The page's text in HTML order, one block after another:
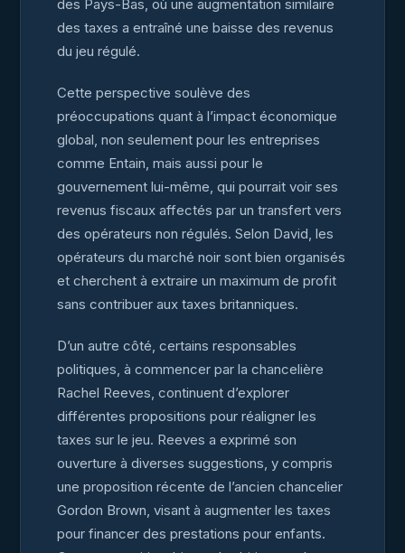
des Pays-Bas, où une augmentation similaire
des taxes a entraîné une baisse des revenus
du jeu régulé.
Cette perspective soulève des
préoccupations quant à l’impact économique
global, non seulement pour les entreprises
comme Entain, mais aussi pour le
gouvernement lui-même, qui pourrait voir ses
revenus fiscaux affectés par un transfert vers
des opérateurs non régulés. Selon David, les
opérateurs du marché noir sont bien organisés
et cherchent à extraire un maximum de profit
sans contribuer aux taxes britanniques.
D’un autre côté, certains responsables
politiques, à commencer par la chancelière
Rachel Reeves, continuent d’explorer
différentes propositions pour réaligner les
taxes sur le jeu. Reeves a exprimé son
ouverture à diverses suggestions, y compris
une proposition récente de l’ancien chancelier
Gordon Brown, visant à augmenter les taxes
pour financer des prestations pour enfants.